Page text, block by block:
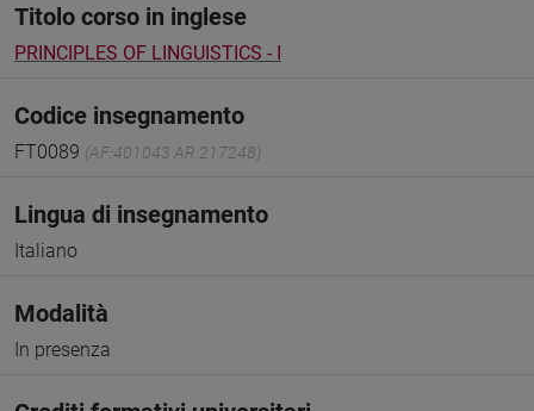
Titolo corso in inglese
PRINCIPLES OF LINGUISTICS - I
Codice insegnamento
FT0089 (AF:401043 AR:217248)
Lingua di insegnamento
Italiano
Modalità
In presenza